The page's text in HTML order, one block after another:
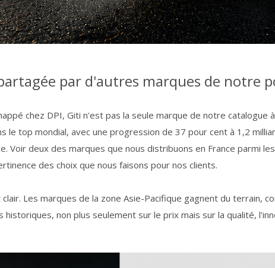
par d'autres marques de notre
chez DPI, Giti n'est pas la seule marque de notre catalogue
le top mondial, avec une progression de 37 pour cent à 1,2
Voir deux des marques que nous distribuons en France parmi
des choix que nous faisons pour nos clients.
Les marques de la zone Asie-Pacifique gagnent du terrain,
historiques, non plus seulement sur le prix mais sur la qualité,